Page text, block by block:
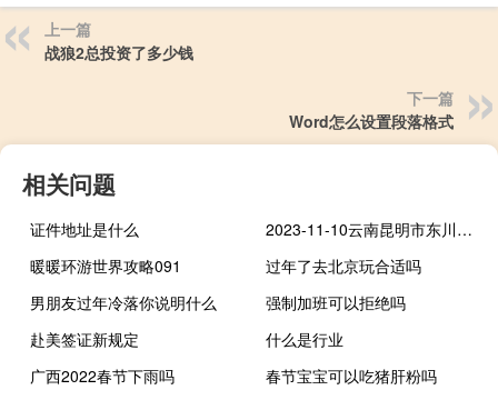
上一篇
战狼2总投资了多少钱
下一篇
Word怎么设置段落格式
相关问题
证件地址是什么
2023-11-10云南昆明市东川区(大球盖菇)的报价是多少
暖暖环游世界攻略091
过年了去北京玩合适吗
男朋友过年冷落你说明什么
强制加班可以拒绝吗
赴美签证新规定
什么是行业
广西2022春节下雨吗
春节宝宝可以吃猪肝粉吗